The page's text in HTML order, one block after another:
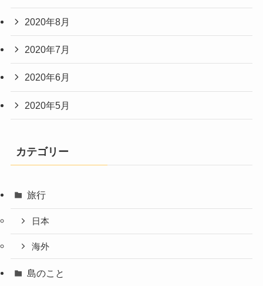
2020年8月
2020年7月
2020年6月
2020年5月
カテゴリー
旅行
日本
海外
島のこと